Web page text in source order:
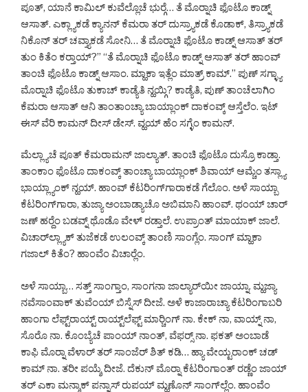
ಪೂತ್, ಯಾನೆ ಕಾಮಿಲ್ ಕುವೆಲ್ಲೊಚೆ ಭುರ್‍ಗೆ… ತೆ ಮೊರ್‍ನಾಚಿ ಫೊಟೊ ಕಾಡ್ನ್
ಆಸಾತ್. ಎಕ್ಲ್ಯಾಕಡೆ ಕ್ಯಾನನ್ ಕೆಮರಾ ತರ್ ದುಸ್ರ್ಯಾಕಡೆ ಕೊಡಾಕ್, ತಿಸ್ರ್ಯಾಕಡೆ
ನಿಕೊನ್ ತರ್ ಚವ್ತ್ಯಾಕಡೆ ಸೋನಿ… ತೆ ಮೊರ್‍ನಾಚಿ ಫೊಟೊ ಕಾಡ್ನ್ ಆಸಾತ್ ತರ್
ತುಂ ಕಿತೆಂ ಕರ್‍ತಾಯ್?” “ತೆ ಮೊರ್‍ನಾಚಿ ಫೊಟೊ ಕಾಡ್ನ್ ಆಸಾತ್ ತರ್ ಹಾಂವ್
ತಾಂಚಿ ಫೊಟೊ ಕಾಡ್ನ್ ಆಸಾಂ. ಮ್ಹಾಕಾ ಇತ್ಲೆಂ ಮಾತ್ರ್ ಕಾಮ್.” ಪುಣ್ ಸಗ್ಳ್ಯಾ
ಮೊರ್‍ನಾಚಿ ಫೊಟೊ ತುಕಾಚ್ ಕಾಡ್ಯೆತಿ ನ್ಹಯ್ಗಿ? ಕಾಡ್ಯೆತಿ, ಪುಣ್ ತಾಂಚೆಲಾಗಿಂ
ಕೆಮರಾ ಆಸಾತ್ ಆನಿ ತಾಂತಾಂಚ್ಯಾ ಬಾಯ್ಲಾಂಕ್ ದಾಕಂವ್ಕ್ ಆಸ್ತೆಲೆಂ. ಇಟ್
ಈಸ್ ವೆರಿ ಕಾಮನ್ ದೀಸ್ ಡೇಸ್. ವ್ಹಯ್ ಹೆಂ ಸಗ್ಳೆಂ ಕಾಮನ್.
ಮೆಲ್ಲ್ಯಾಚೆ ಪೂತ್ ಕೆಮರಾಮನ್ ಜಾಲ್ಯಾತ್. ತಾಂಚಿ ಫೊಟೊ ದುಸ್ರೊ ಕಾಡ್ತಾ.
ತಾಂಕಾಂ ಫೊಟೊ ದಾಕಂವ್ಕ್ ತಾಂಚ್ಯಾ ಬಾಯ್ಲಾಂಕ್ ಶಿವಾಯ್ ಆಮ್ಚೆಂ ತಸ್ಲ್ಯಾ
ಭಾಯ್ಲ್ಯಾಂಕ್ ನ್ಹಯ್. ಹಾಂವ್ ಕೆಟರಿಂಗ್‌ಗಾರಾಕಡೆ ಗೆಲೊಂ. ಅಳೆ ಸಾಯ್ಬಾ
ಕೆಟರಿಂಗ್‌ಗಾರಾ, ತುಜ್ಯಾ ಅಂಬಾಡ್ಯಾಚೊ ಅಬಿಮಾನಿ ಹಾಂವ್. ಥಂಯ್ ಚಾರ್
ಜಣ್ ಹರ್‍ದೆಂ ಬಡವ್ನ್ ಥೊಡೊ ವೇಳ್ ರಡ್ತಾಲೆ. ಉಪ್ರಾಂತ್ ಮಾಯಾಕ್ ಜಾಲೆ.
ವಿಚಾರ್‌ಲ್ಲ್ಯಾಕ್ ತುಜೆಕಡೆ ಉಲಂವ್ಕ್ ತಾಂಣಿ ಸಾಂಗ್ಲೆಂ. ಸಾಂಗ್ ಮ್ಹಾಕಾ
ಗಜಾಲ್ ಕಿತೆಂ? ಹಾಂವೆಂ ವಿಚಾರ್‍ಲೆಂ.
ಅಳೆ ಸಾಯ್ಬಾ… ಸತ್ತ್ ಸಾಂಗ್ತಾಂ, ಸಾಂಗನಾ ಜಾಲ್ಯಾರ್‌ಯೀ ಜಾಯ್ನಾ. ಮ್ಹಜ್ಯಾ
ನವೆಸಾಂವಾಕ್ ತುವೆಂಯ್ ಬಿಸ್ನೆಸ್ ದೀಜೆ. ಅಳೆ ಕಾಜಾರಾಚ್ಯಾ ಕೆಟರಿಂಗಾಬರಿ
ಹಾಂಗಾ ಲೆಫ್ಟ್‌ರಾಯ್ಟ್ ರಾಯ್ಟ್‌ಲೆಫ್ಟ್ ಮಾರ್‍ಚಿಂಗ್ ನಾ. ಕೇಕ್ ನಾ, ವಾಯ್ನ್ ನಾ,
ಸೊರೊ ನಾ. ಕೊಂಬ್ಯೆಚೆ ಪಾಂಯ್ ನಾಂತ್, ವೆಫರ್‍ಸ್ ನಾ. ಫಕತ್ ಅಂಬಾಡೆ
ಕಾಫಿ ಮೊರ್‍ನಾ ವೆಳಾರ್ ತರ್ ಸಾಂಜೆರ್ ಶಿತ್ ಕಡಿ… ಹ್ಯಾ ವೇಯ್ಟರಾಂಕ್ ಚಡ್
ಕಾಮ್ ನಾ. ತರೀ ಪಯ್ಶೆ ದೀಜೆ. ದೆಕುನ್ ಮೊರ್‍ನಾ ಕೆಟರಿಂಗಾಂತ್ ರಡ್ಣೆಂ ಜಾಯ್
ತರ್ ಎಕಾ ಮನ್ಶಾಕ್ ಪನ್ನಾಸ್ ರುಪಯ್ ಮ್ಹಣೊನ್ ಸಾಂಗ್‌ಲ್ಲೆಂ. ಹಾಂವೆಂ